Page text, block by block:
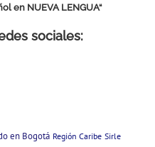
en NUEVA LENGUA“
sociales:
en Bogotá Región Caribe Sirle